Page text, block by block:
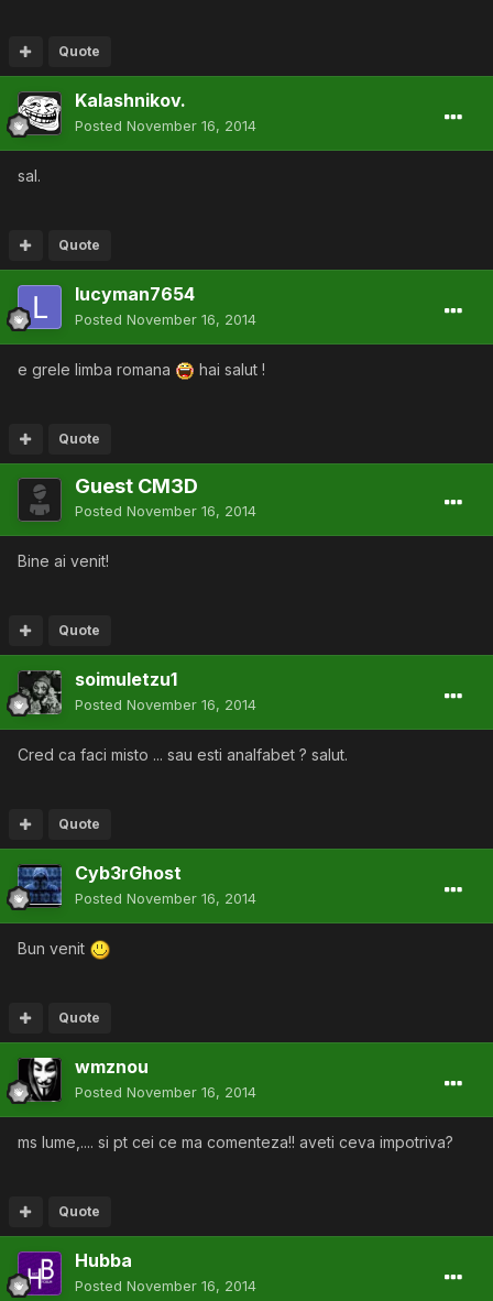
Quote
Kalashnikov.
Posted November 16, 2014
sal.
Quote
lucyman7654
Posted November 16, 2014
e grele limba romana hai salut !
Quote
Guest CM3D
Posted November 16, 2014
Bine ai venit!
Quote
soimuletzu1
Posted November 16, 2014
Cred ca faci misto ... sau esti analfabet ? salut.
Quote
Cyb3rGhost
Posted November 16, 2014
Bun venit
Quote
wmznou
Posted November 16, 2014
ms lume,.... si pt cei ce ma comenteza!! aveti ceva impotriva?
Quote
Hubba
Posted November 16, 2014